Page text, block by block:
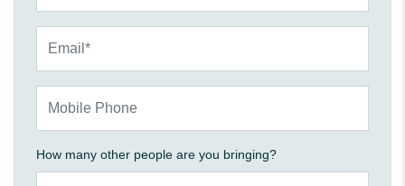
How many other people are you bringing?